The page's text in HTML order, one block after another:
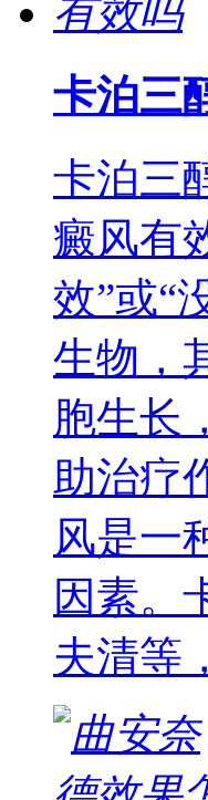
卡泊三
卡泊三
癜风有
效”或“
生物，
胞生长
助治疗
风是一
因素。
夫清等